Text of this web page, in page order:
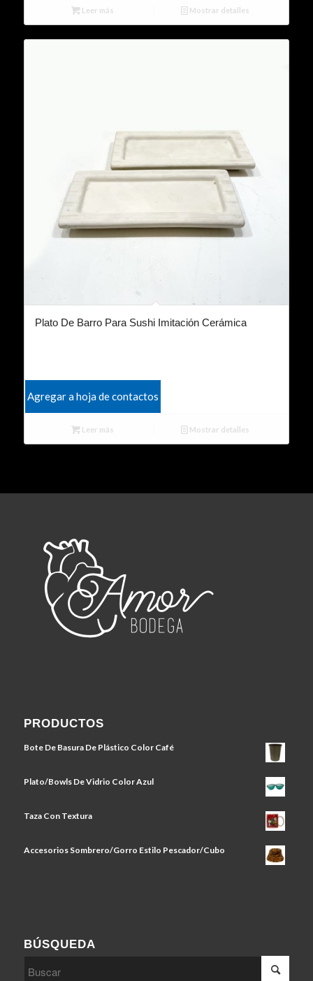
Leer más Mostrar detalles
Plato De Barro Para Sushi Imitación Cerámica
Agregar a hoja de contactos
Leer más Mostrar detalles
PRODUCTOS
Bote De Basura De Plástico Color Café
Plato/Bowls De Vidrio Color Azul
Taza Con Textura
Accesorios Sombrero/Gorro Estilo Pescador/Cubo
BÚSQUEDA